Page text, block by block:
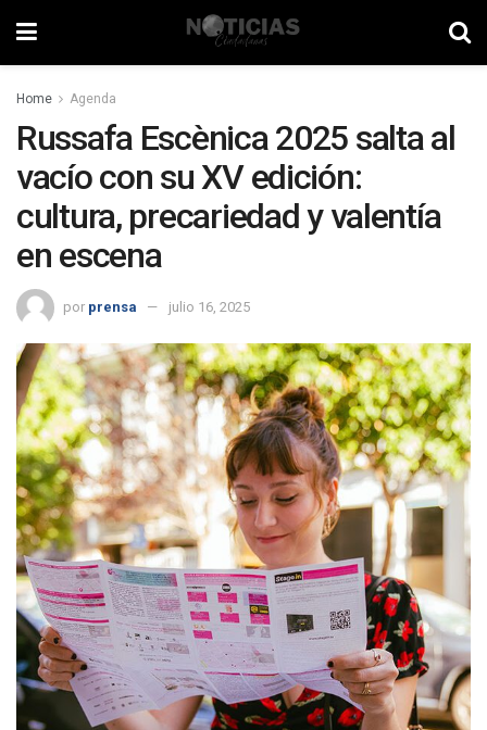
Home Agenda
Russafa Escènica 2025 salta al
vacío con su XV edición:
cultura, precariedad y valentía
en escena
por prensa julio 16, 2025